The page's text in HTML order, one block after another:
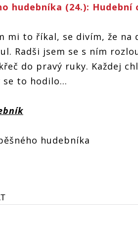
hudebníka (24.): Hudební
mi to říkal, se divím, že na
Radši jsem se s ním
do pravý ruky. Každej
se to hodilo…
hudebníka